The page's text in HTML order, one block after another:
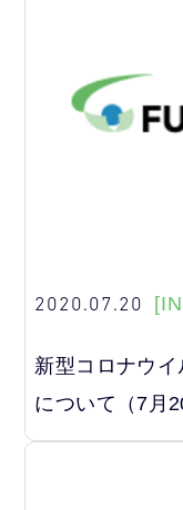
2020.07.20
新型コロナウ
について（7月